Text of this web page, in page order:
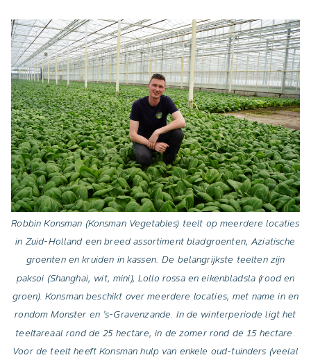
Robbin Konsman (Konsman Vegetables) teelt op meerdere locaties
in Zuid-Holland een breed assortiment bladgroenten, Aziatische
groenten en kruiden in kassen. De belangrijkste teelten zijn
paksoi (Shanghai, wit, mini), Lollo rossa en eikenbladsla (rood en
groen). Konsman beschikt over meerdere locaties, met name in en
rondom Monster en ’s-Gravenzande. In de winterperiode ligt het
teeltareaal rond de 25 hectare, in de zomer rond de 15 hectare.
Voor de teelt heeft Konsman hulp van enkele oud-tuinders (veelal